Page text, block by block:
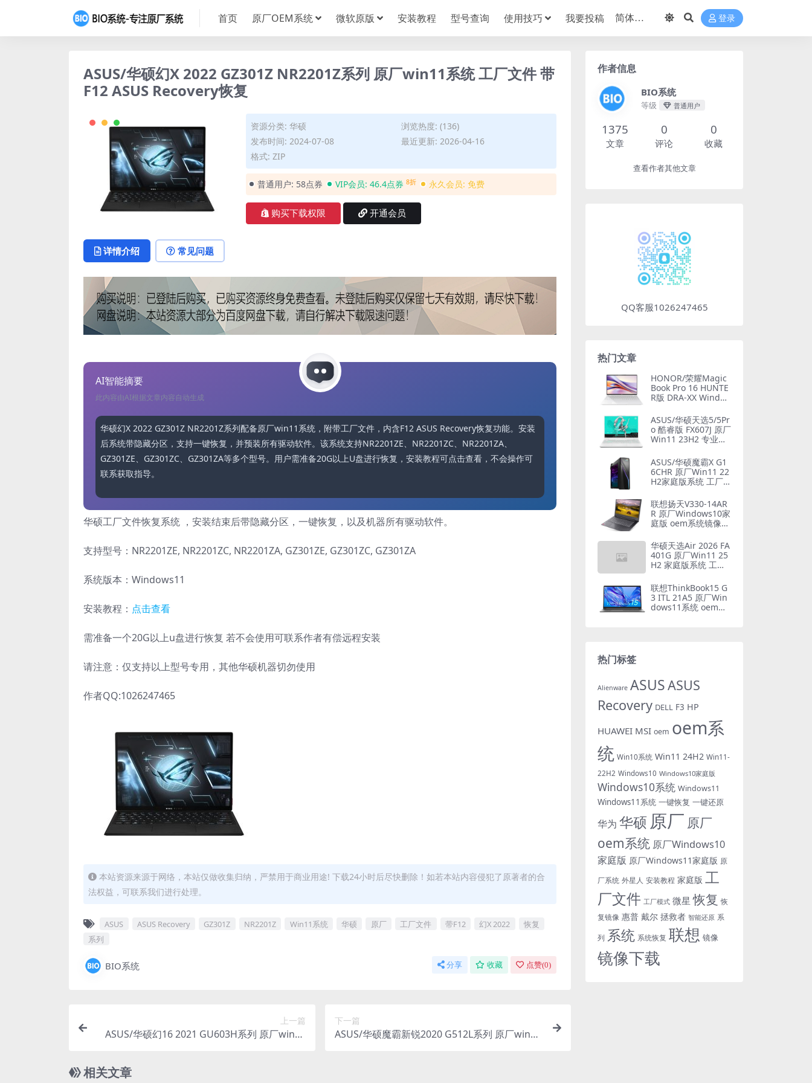
首页 原厂OEM系统 微软原版 安装教程 型号查询 使用技巧 我要投稿 登录
ASUS/华硕幻X 2022 GZ301Z NR2201Z系列 原厂win11系统 工厂文件 带
F12 ASUS Recovery恢复
资源分类: 华硕
浏览热度: (136)
发布时间: 2024-07-08
最近更新: 2026-04-16
格式: ZIP
普通用户: 58点券 VIP会员: 46.4点券 8折 永久会员: 免费
购买下载权限 开通会员
详情介绍 常见问题
AI智能摘要
此内容由AI根据文章内容自动生成
华硕幻X 2022 GZ301Z NR2201Z系列配备原厂win11系统，附带工厂文件，内含F12 ASUS Recovery恢复功能。安装
后系统带隐藏分区，支持一键恢复，并预装所有驱动软件。该系统支持NR2201ZE、NR2201ZC、NR2201ZA、
GZ301ZE、GZ301ZC、GZ301ZA等多个型号。用户需准备20G以上U盘进行恢复，安装教程可点击查看，不会操作可
联系获取指导。
华硕工厂文件恢复系统 ，安装结束后带隐藏分区，一键恢复，以及机器所有驱动软件。
支持型号：NR2201ZE, NR2201ZC, NR2201ZA, GZ301ZE, GZ301ZC, GZ301ZA
系统版本：Windows11
安装教程： 点击查看
需准备一个20G以上u盘进行恢复 若不会使用可联系作者有偿远程安装
请注意：仅支持以上型号专用，其他华硕机器切勿使用
作者QQ:1026247465
本站资源来源于网络，本站仅做收集归纳，严禁用于商业用途! 下载24小时后尽快删除！如若本站内容侵犯了原著者的合
法权益，可联系我们进行处理。
ASUS ASUS Recovery GZ301Z NR2201Z Win11系统 华硕 原厂 工厂文件 带F12 幻X 2022
恢复
系列
BIO系统 分享 收藏 点赞(0)
上一篇
ASUS/华硕幻16 2021 GU603H系列 原厂win10
下一篇
ASUS/华硕魔霸新锐2020 G512L系列 原厂win10
相关文章
作者信息
BIO系统
等级 普通用户
1375
文章
0
评论
0
收藏
查看作者其他文章
QQ客服1026247465
热门文章
HONOR/荣耀Magic
Book Pro 16 HUNTE
R版 DRA-XX Windo
原厂oem系统
ASUS/华硕天选5/5Pr
o 酷睿版 FX607J 原厂
Win11 23H2 专业版
S Recovery恢复
ASUS/华硕魔霸X G1
6CHR 原厂Win11 22
H2家庭版系统 工厂
ry恢复
联想扬天V330-14AR
R 原厂Windows10家
庭版 oem系统镜像下
华硕天选Air 2026 FA
401G 原厂Win11 25
H2 家庭版系统 工厂
ry恢复
联想ThinkBook15 G
3 ITL 21A5 原厂Win
dows11系统 oem系
热门标签
Alienware ASUSASUS
Recovery DELL F3 HP
HUAWEI MSI oem oem系
统 Win10系统 Win11 24H2 Win11-
22H2 Windows10 Windows10家庭版
Windows10系统 Windows11
Windows11系统 一键恢复 一键还原
华为 华硕 原厂 原厂
oem系统 原厂Windows10
家庭版 原厂Windows11家庭版 原
厂系统 外星人 安装教程 家庭版 工
厂文件 工厂模式 微星 恢复 恢
复镜像 惠普 戴尔 拯救者 智能还原 系
列 系统 系统恢复 联想 镜像
镜像下载